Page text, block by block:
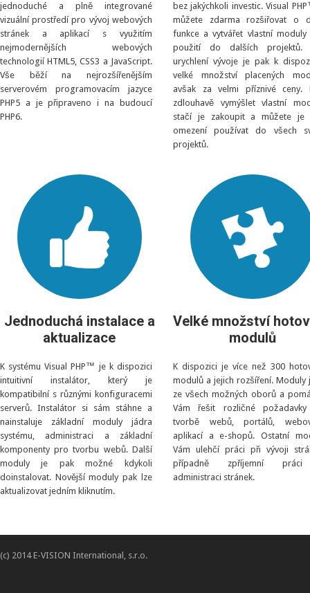
jednoduché a plně integrované
vizuální prostředí pro vývoj webových
stránek a aplikací s využitím
nejmodernějších webových
technologií HTML5, CSS3 a JavaScript.
Vše běží na nejrozšířenějším
serverovém programovacím jazyce
PHP5 a je připraveno i na budoucí
PHP6.
bez jakýchkoli investic. Visual
můžete zdarma rozšiřovat o
funkce a vytvářet vlastní
použití do dalších projektů.
urychlení vývoje je pak k
velké množství placených
avšak za velmi příznivé ceny.
zdlouhavě vymýšlet vlastní
stačí je zakoupit a můžete je
omezení používat do všech
projektů.
Jednoduchá instalace a
aktualizace
K systému Visual PHP™ je k dispozici
intuitivní instalátor, který je
kompatibilní s různými konfiguracemi
serverů. Instalátor si sám stáhne a
nainstaluje základní moduly jádra
systému, administraci a základní
komponenty pro tvorbu webů. Další
moduly je pak možné kdykoli
doinstalovat. Novější moduly pak lze
aktualizovat jedním kliknutím.
Velké množství
modulů
K dispozici je více než 300
modulů a jejich rozšíření. Moduly
ze všech možných oborů a
Vám řešit rozličné
tvorbě webů, portálů,
aplikací a e-shopů. Ostatní
Vám ulehčí práci při vývoji
případně zpříjemní
administraci stránek.
(c) 2014 E-VISION International, s.r.o.